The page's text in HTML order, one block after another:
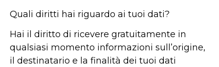
Quali diritti hai riguardo ai tuoi dati?
Hai il diritto di ricevere gratuitamente in
qualsiasi momento informazioni sull’origine,
il destinatario e la finalità dei tuoi dati